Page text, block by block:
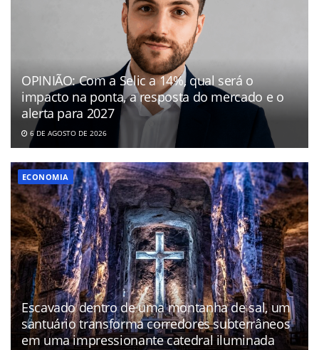
OPINIÃO: Com a Selic a 14%, qual será o
impacto na ponta, a resposta do mercado e o
alerta para 2027
6 DE AGOSTO DE 2026
ECONOMIA
Escavado dentro de uma montanha de sal, um
santuário transforma corredores subterrâneos
em uma impressionante catedral iluminada